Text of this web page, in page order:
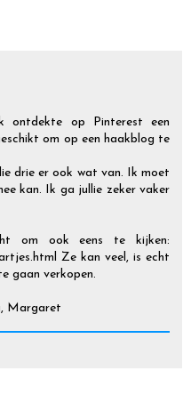
ontdekte op Pinterest een
om op een haakblog te
drie er ook wat van. Ik moet
kan. Ik ga jullie zeker vaker
om ook eens te kijken:
Ze kan veel, is echt
gaan verkopen.
Margaret